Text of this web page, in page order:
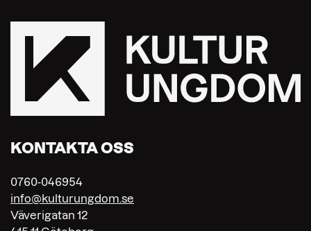
KONTAKTA OSS
0760-046954
info@kulturungdom.se
Väverigatan 12